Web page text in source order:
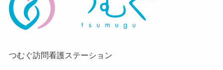
つむぐ訪問看護ステーション